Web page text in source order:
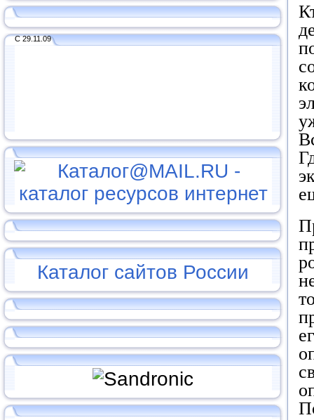
С 29.11.09
Каталог сайтов России